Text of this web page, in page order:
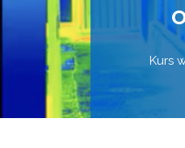
Kurs